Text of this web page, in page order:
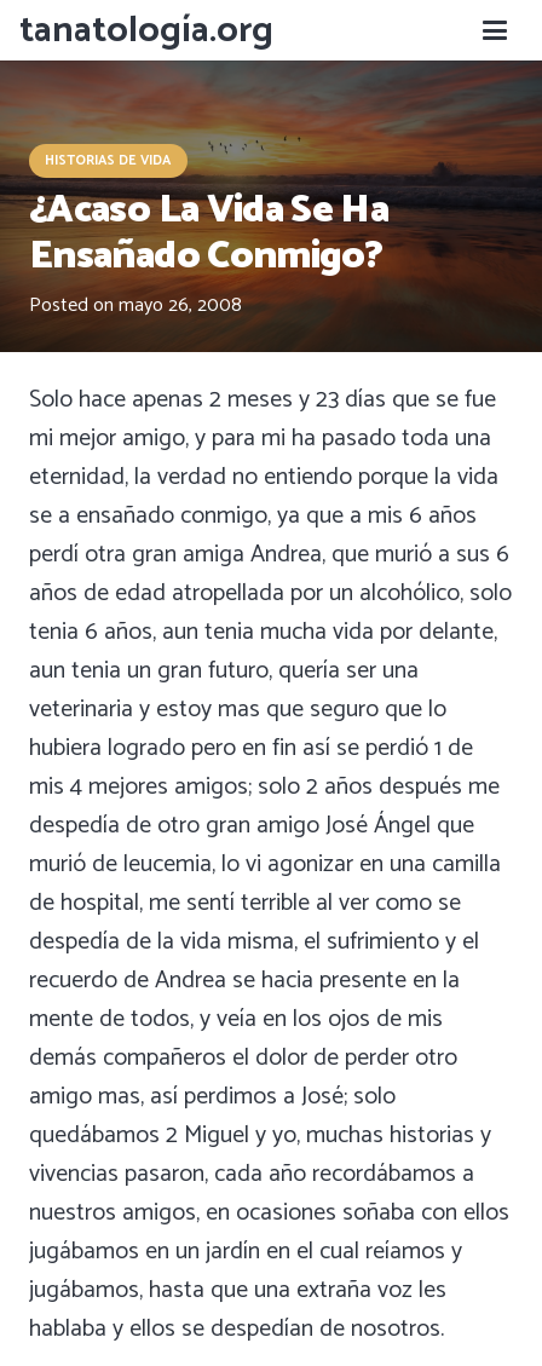
tanatología.org
HISTORIAS DE VIDA
¿Acaso La Vida Se Ha
Ensañado Conmigo?
Posted onmayo 26, 2008
Solo hace apenas 2 meses y 23 días que se fue
mi mejor amigo, y para mi ha pasado toda una
eternidad, la verdad no entiendo porque la vida
se a ensañado conmigo, ya que a mis 6 años
perdí otra gran amiga Andrea, que murió a sus 6
años de edad atropellada por un alcohólico, solo
tenia 6 años, aun tenia mucha vida por delante,
aun tenia un gran futuro, quería ser una
veterinaria y estoy mas que seguro que lo
hubiera logrado pero en fin así se perdió 1 de
mis 4 mejores amigos; solo 2 años después me
despedía de otro gran amigo José Ángel que
murió de leucemia, lo vi agonizar en una camilla
de hospital, me sentí terrible al ver como se
despedía de la vida misma, el sufrimiento y el
recuerdo de Andrea se hacia presente en la
mente de todos, y veía en los ojos de mis
demás compañeros el dolor de perder otro
amigo mas, así perdimos a José; solo
quedábamos 2 Miguel y yo, muchas historias y
vivencias pasaron, cada año recordábamos a
nuestros amigos, en ocasiones soñaba con ellos
jugábamos en un jardín en el cual reíamos y
jugábamos, hasta que una extraña voz les
hablaba y ellos se despedían de nosotros.